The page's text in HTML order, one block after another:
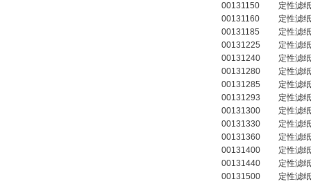
00131150
定性滤纸
00131160
定性滤纸
00131185
定性滤纸
00131225
定性滤纸
00131240
定性滤纸
00131280
定性滤纸
00131285
定性滤纸
00131293
定性滤纸
00131300
定性滤纸
00131330
定性滤纸
00131360
定性滤纸
00131400
定性滤纸
00131440
定性滤纸
00131500
定性滤纸